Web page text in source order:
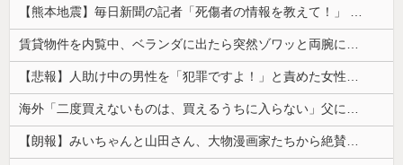
【熊本地震】毎日新聞の記者「死傷者の情報を教えて！」 → 企業「個人情報は控えます！」 → 記「年代は？特定につながらないでしょ？教えてよ？教えてよ？」
賃貸物件を内覧中、ベランダに出たら突然ゾワッと両腕に鳥肌が出た。「やっぱりこの部屋嫌だ」と思った瞬間、体が前にドンッと突き飛ばされて…
【悲報】人助け中の男性を「犯罪ですよ！」と責めた女性、警察が来た瞬間逃げる
海外「二度買えないものは、買えるうちに入らない」父に言われた一言でお金の使い方が変わった…
【朗報】みいちゃんと山田さん、大物漫画家たちから絶賛されるｗｗｗｗ